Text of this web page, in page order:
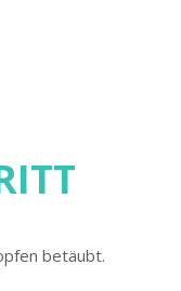
betäubt.